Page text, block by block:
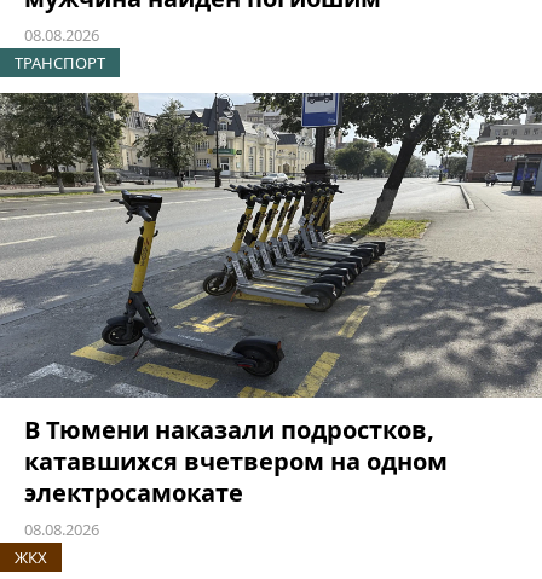
08.08.2026
ТРАНСПОРТ
В Тюмени наказали подростков,
катавшихся вчетвером на одном
электросамокате
08.08.2026
ЖКХ